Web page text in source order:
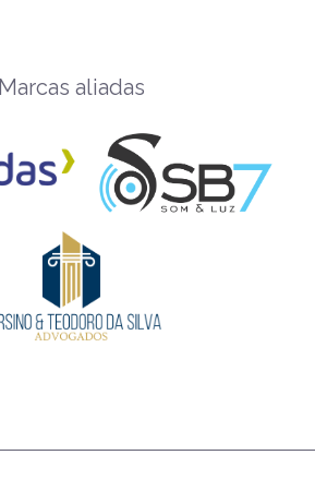
Marcas aliadas